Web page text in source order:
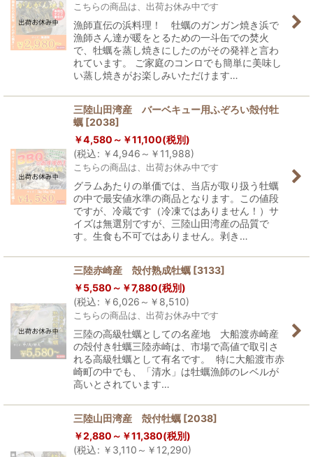
こちらの商品は、出荷お休み中です
漁師直伝の浜料理！ 牡蠣のガンガン焼き浜で
漁師さん達が暖をとるための一斗缶での焚火
で、牡蠣を蒸し焼きにしたのがその発祥と言わ
れています。 ご家庭のコンロでも簡単に美味し
い蒸し焼きがお楽しみいただけます…
三陸山田湾産 バーベキュー用ふぞろい殻付牡
蠣 [2038]
￥4,580～ ￥11,100(税別)
(税込: ￥4,946～ ￥ 11,988)
こちらの商品は、出荷お休み中です
グラムあたりの単価では、当店が取り扱う牡蠣
の中で最安値水準の商品となります。この値段
ですが、冷蔵です（冷凍ではありません！）サ
イズは無選別ですが、三陸山田湾産の品質で
す。生食も不可ではありません。剥き…
三陸赤崎産 殻付熟成牡蠣 [3133]
￥5,580～ ￥7,880(税別)
(税込: ￥ 6,026～ ￥ 8,510)
こちらの商品は、出荷お休み中です
三陸の高級牡蠣としての名産地 大船渡赤崎産
の殻付き牡蠣三陸赤崎は、市場で高値で取引さ
れる高級牡蠣として有名です。 特に大船渡市赤
崎町の中でも、「清水」は牡蠣漁師のレベルが
高いとされています…
三陸山田湾産 殻付牡蠣 [2038]
￥2,880～ ￥11,380(税別)
(税込: ￥ 3,110～ ￥ 12,290)